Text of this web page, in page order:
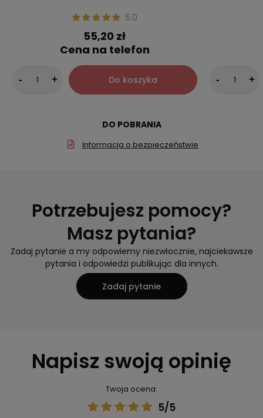
5.0
55,20 zł
Cena na telefon
- + Do koszyka - +
DO POBRANIA
Informacja o bezpieczeństwie
Potrzebujesz pomocy?
Masz pytania?
Zadaj pytanie a my odpowiemy niezwłocznie, najciekawsze
pytania i odpowiedzi publikując dla innych.
Zadaj pytanie
Napisz swoją opinię
Twoja ocena:
5/5